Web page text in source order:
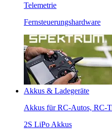
Telemetrie
Fernsteuerungshardware
Akkus & Ladegeräte
Akkus für RC-Autos, RC-
2S LiPo Akkus